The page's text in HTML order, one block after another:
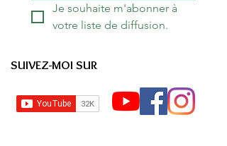
Je souhaite m'abonner à
votre liste de diffusion.
SUIVEZ-MOI SUR